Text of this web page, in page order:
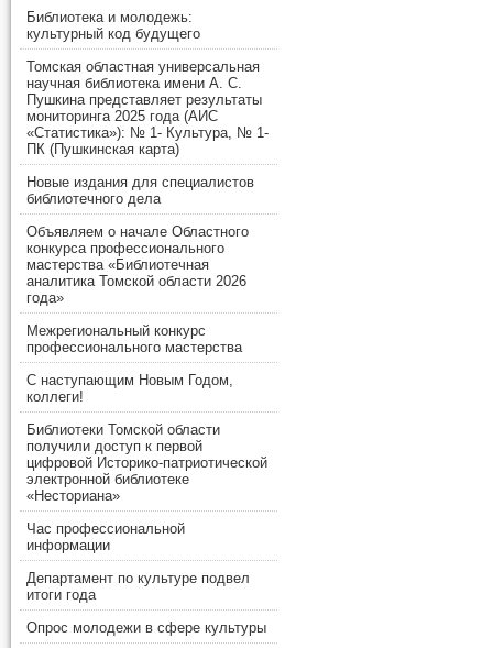
Библиотека и молодежь:
культурный код будущего
Томская областная универсальная
научная библиотека имени А. С.
Пушкина представляет результаты
мониторинга 2025 года (АИС
«Статистика»): № 1- Культура, № 1-
ПК (Пушкинская карта)
Новые издания для специалистов
библиотечного дела
Объявляем о начале Областного
конкурса профессионального
мастерства «Библиотечная
аналитика Томской области 2026
года»
Межрегиональный конкурс
профессионального мастерства
С наступающим Новым Годом,
коллеги!
Библиотеки Томской области
получили доступ к первой
цифровой Историко-патриотической
электронной библиотеке
«Несториана»
Час профессиональной
информации
Департамент по культуре подвел
итоги года
Опрос молодежи в сфере культуры